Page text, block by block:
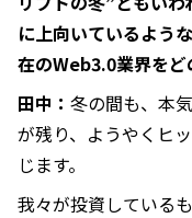
に上向いているよう
在のWeb3.0業界をど
田中： 冬の間も、本
が残り、ようやくヒ
じます。
我々が投資している